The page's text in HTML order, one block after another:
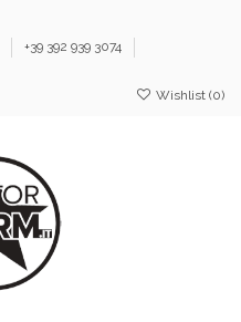
+39 392 939 3074
Wishlist (0)